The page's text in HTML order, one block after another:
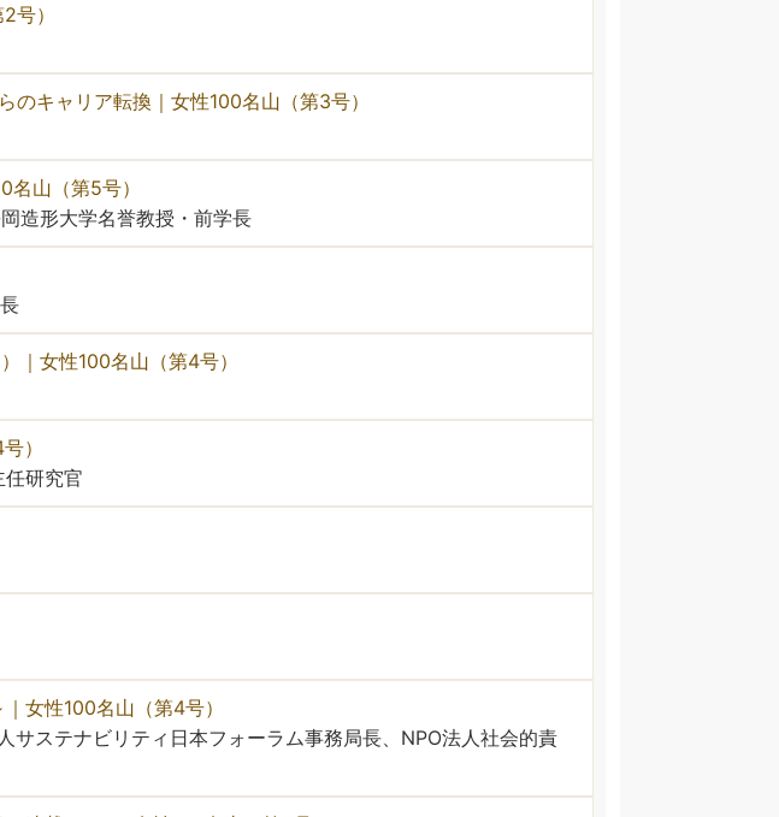
号）
のキャリア転換｜女性100名山（第3号）
山（第5号）
造形大学名誉教授・前学長
｜女性100名山（第4号）
）
研究官
女性100名山（第4号）
テナビリティ日本フォーラム事務局長、NPO法人社会的責